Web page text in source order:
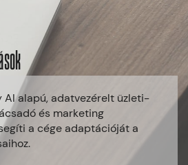
AI alapú, adatvezérelt üzleti-
és marketing
a cége adaptációját a